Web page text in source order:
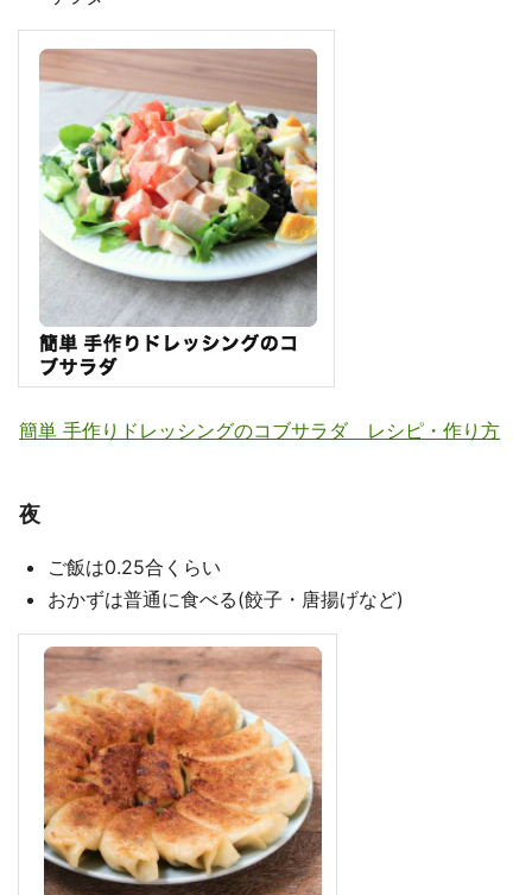
簡単 手作りドレッシングのコブサラダ レシピ・作り方
夜
ご飯は0.25合くらい
おかずは普通に食べる(餃子・唐揚げなど)